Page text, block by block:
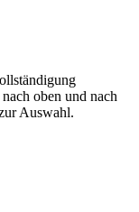
oben und nach
Auswahl.